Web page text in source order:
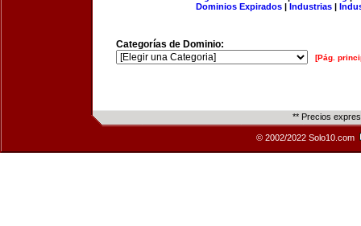
Dominios Expirados | Industrias |
Categorías de Dominio:
[Pág.
** Precios
© 2002/2022 Solo10.com